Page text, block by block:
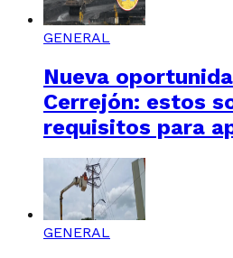
GENERAL
Nueva
Cerrejón: estos
requisitos para
GENERAL